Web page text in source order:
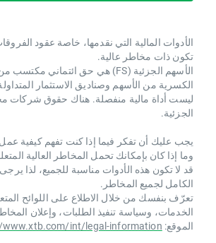
تكون ذات مخاطر عالية.
الكسرية من الأسهم وصناديق الاستثمار
ليست أداة مالية منفصلة. هناك حقوق شركات
الجزئية.
يجب عليك أن تفكر فيما إذا كنت تفهم كيفية عمل
وما إذا كان بإمكانك تحمل المخاطر العالية
قد لا تكون هذه الأدوات مناسبة للجميع، لذا
الكامل لجميع المخاطر.
تعرّف بنفسك من خلال الاطلاع على اللوائح
الخدمات، وسياسة تنفيذ الطلبات، وإعلان
الموقع: int/legal-information